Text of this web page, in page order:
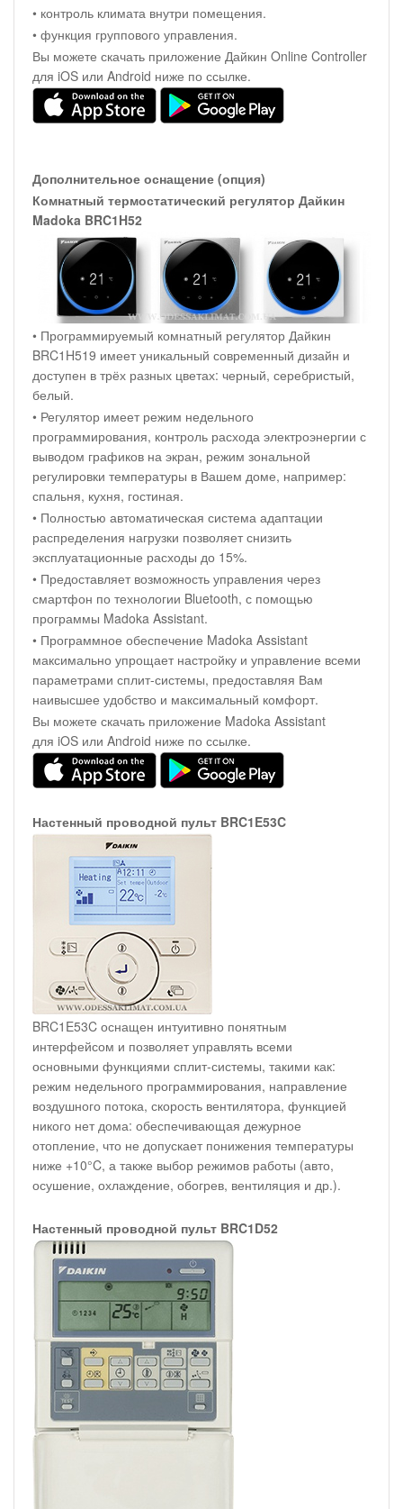
• контроль климата внутри помещения.
• функция группового управления.
Вы можете скачать приложение Дайкин Online Controller
для iOS или Android ниже по ссылке.
Дополнительное оснащение (опция)
Комнатный термостатический регулятор Дайкин
Madoka BRC1H52
• Программируемый комнатный регулятор Дайкин
BRC1H519 имеет уникальный современный дизайн и
доступен в трёх разных цветах: черный, серебристый,
белый.
• Регулятор имеет режим недельного
программирования, контроль расхода электроэнергии с
выводом графиков на экран, режим зональной
регулировки температуры в Вашем доме, например:
спальня, кухня, гостиная.
• Полностью автоматическая система адаптации
распределения нагрузки позволяет снизить
эксплуатационные расходы до 15%.
• Предоставляет возможность управления через
смартфон по технологии Bluetooth, с помощью
программы Madoka Assistant.
• Программное обеспечение Madoka Assistant
максимально упрощает настройку и управление всеми
параметрами сплит-системы, предоставляя Вам
наивысшее удобство и максимальный комфорт.
Вы можете скачать приложение Madoka Assistant
для iOS или Android ниже по ссылке.
Настенный проводной пульт BRC1E53C
BRC1E53C оснащен интуитивно понятным
интерфейсом и позволяет управлять всеми
основными функциями сплит-системы, такими как:
режим недельного программирования, направление
воздушного потока, скорость вентилятора, функцией
никого нет дома: обеспечивающая дежурное
отопление, что не допускает понижения температуры
ниже +10°C, а также выбор режимов работы (авто,
осушение, охлаждение, обогрев, вентиляция и др.).
Настенный проводной пульт BRC1D52